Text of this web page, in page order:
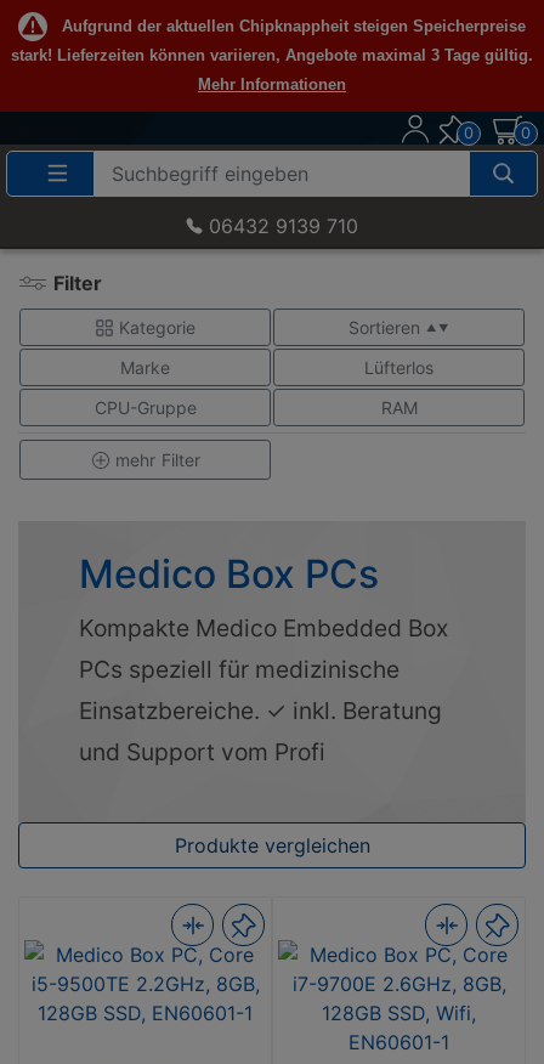
Aufgrund der aktuellen Chipknappheit steigen Speicherpreise
stark! Lieferzeiten können variieren, Angebote maximal 3 Tage gültig.
Mehr Informationen
Suche
Eingabefeld
0 0
06432 9139 710
Filter
Kategorie Sortieren ▲ ▼
Marke
Lüfterlos
CPU-Gruppe
RAM
mehr Filter
Medico Box PCs
Kompakte Medico Embedded Box
PCs speziell für medizinische
Einsatzbereiche. ✓ inkl. Beratung
und Support vom Profi
Produkte vergleichen